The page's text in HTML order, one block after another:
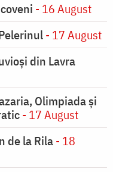
- 16 August
- 17 August
din Lavra
Olimpiada și
- 17 August
de la Rila- 18